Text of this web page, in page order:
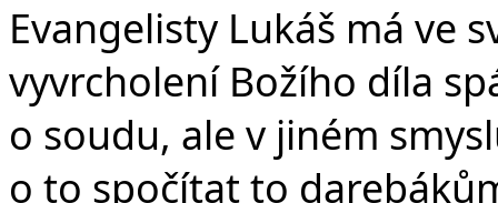
Evangelisty Lukáš má ve
vyvrcholení Božího díla
o soudu, ale v jiném
o to spočítat to